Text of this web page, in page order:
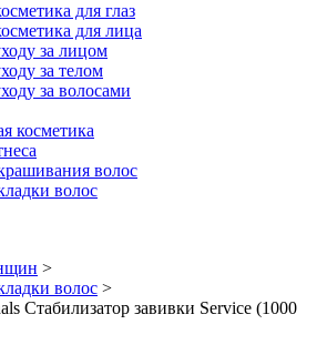
для глаз
для лица
за лицом
за телом
за волосами
косметика
волос
волос
>
волос >
Стабилизатор завивки Service (1000